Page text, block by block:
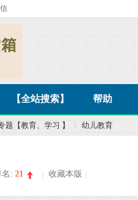
【全站搜索】 帮助
题【教育、学习 】
›
幼儿教育
名: 21 | 收藏本版 |